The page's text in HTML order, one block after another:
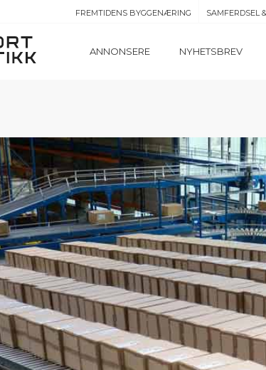
FREMTIDENS BYGGENÆRING SAMFERDSEL
ANNONSERE NYHETSBREV